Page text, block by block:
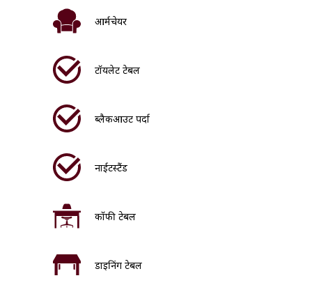
आर्मचेयर
टॉयलेट टेबल
ब्लैकआउट पर्दा
नाईटस्टैंड
कॉफी टेबल
डाइनिंग टेबल